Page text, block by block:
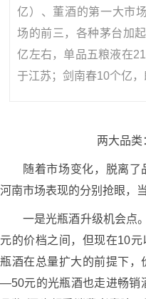
亿）、董酒的第一大市
场的前三，各种茅台加
亿左右，单品五粮液在
于江苏；剑南春10个亿
两大品类
随着市场变化，脱离
河南市场表现的分别抢眼，
一是光瓶酒升级机会点
元的价档之间，但现在10
瓶酒在总量扩大的前提下
—50元的光瓶酒也走进畅销